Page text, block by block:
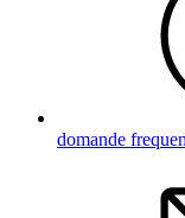
domande